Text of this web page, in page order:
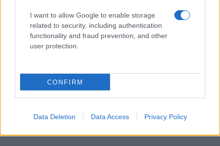
I want to allow Google to enable storage
related to security, including authentication
functionality and fraud prevention, and other
user protection.
CONFIRM
Data Deletion Data Access Privacy Policy